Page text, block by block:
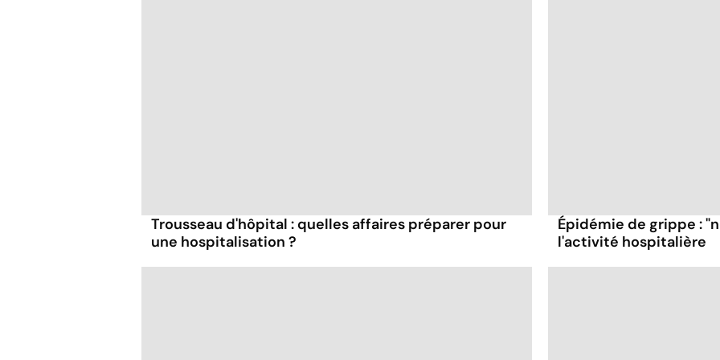
Trousseau d'hôpital : quelles affaires préparer pour
une hospitalisation ?
Épidémie de grippe :
l'activité hospitalière